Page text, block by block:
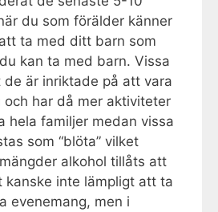
du som förälder känner
ta med ditt barn som
kan ta med barn. Vissa
är inriktade på att vara
och har då mer aktiviteter
hela familjer medan vissa
som “blöta” vilket
alkohol tillåts att
kanske inte lämpligt att ta
evenemang, men i